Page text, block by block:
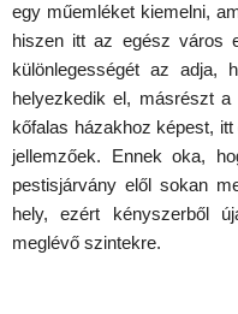
egy műemléket kiemelni,
hiszen itt az egész város
különlegességét az adja,
helyezkedik el, másrészt
kőfalas házakhoz képest,
jellemzőek. Ennek oka,
pestisjárvány elől sokan
hely, ezért kényszerből
meglévő szintekre.